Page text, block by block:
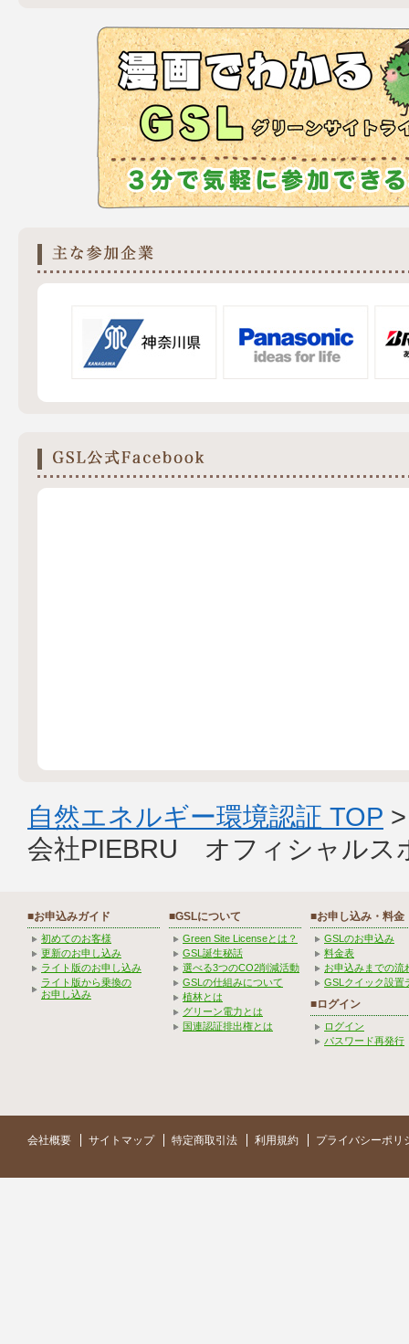
自然エネルギー環境認証 TOP
会社PIEBRU オフィシャルス
■お申込みガイド
初めてのお客様
更新のお申し込み
ライト版のお申し込み
ライト版から乗換の
お申し込み
■GSLについて
Green Site Licenseとは？
GSL誕生秘話
選べる3つのCO2削減活動
GSLの仕組みについて
植林とは
グリーン電力とは
国連認証排出権とは
■お申し込み・料金
GSLのお申込み
料金表
お申込みまでの流
GSLクイック設置
■ログイン
ログイン
パスワード再発行
会社概要 サイトマップ 特定商取引法 利用規約 プライバシーポリ